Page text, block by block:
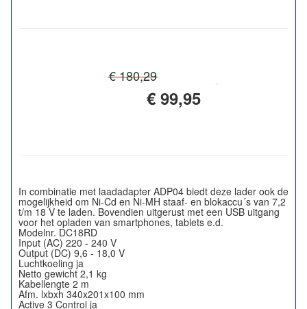
€ 180,29
€ 99,95
In combinatie met laadadapter ADP04 biedt deze lader ook de
mogelijkheid om Ni-Cd en Ni-MH staaf- en blokaccu´s van 7,2
t/m 18 V te laden. Bovendien uitgerust met een USB uitgang
voor het opladen van smartphones, tablets e.d.
Modelnr. DC18RD
Input (AC) 220 - 240 V
Output (DC) 9,6 - 18,0 V
Luchtkoeling ja
Netto gewicht 2,1 kg
Kabellengte 2 m
Afm. lxbxh 340x201x100 mm
Active 3 Control ja